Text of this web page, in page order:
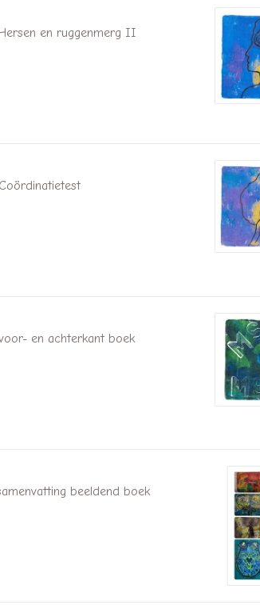
en ruggenmerg II
en achterkant boek
beeldend boek